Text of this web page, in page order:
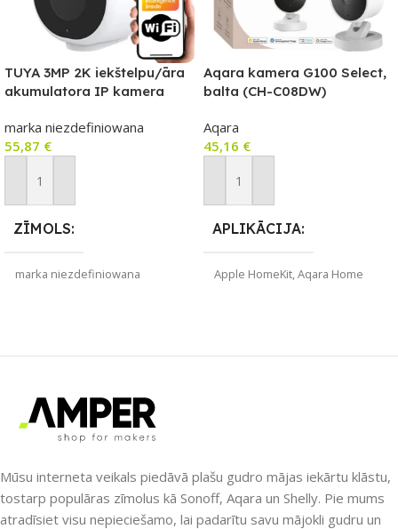
TUYA 3MP 2K iekštelpu/āra
akumulatora IP kamera
mAh)
marka niezdefiniowana
55,87 €
Pievienot Grozam
ZĪMOLS
marka niezdefiniowana
Amazon Alexa Google Home
Smart Life,Tuya Smart
PIEEJAMS UZREIZ
Aqara kamera G100 Select,
balta (CH-C08DW)
Aqara
45,16 €
Pievienot Grozam
APLIKĀCIJA
Apple HomeKit,Aqara Home
UZREIZ PIEEJAMAIS
SKAITS
Mūsu interneta veikals piedāvā plašu gudro mājas iekārtu klāstu,
tostarp populāras zīmolus kā Sonoff, Aqara un Shelly. Pie mums
atradīsiet visu nepieciešamo, lai padarītu savu mājokli gudru un